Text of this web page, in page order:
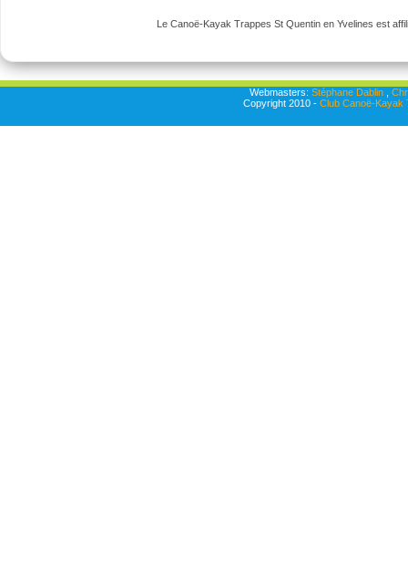
Le Canoë-Kayak Trappes St Quentin en Yvelines est
Webmasters: Stéphane Dablin,
Copyright 2010 - Club Canoë-Kayak